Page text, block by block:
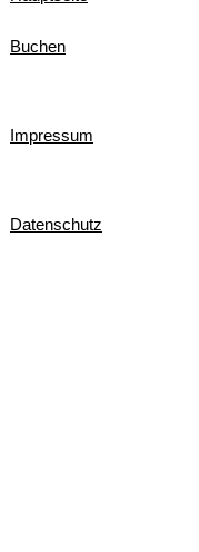
Buchen
Impressum
Datenschutz